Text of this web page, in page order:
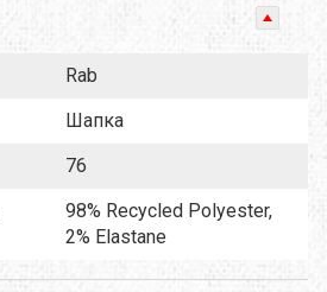
Rab
Шапка
76
98% Recycled Polyester,
2% Elastane